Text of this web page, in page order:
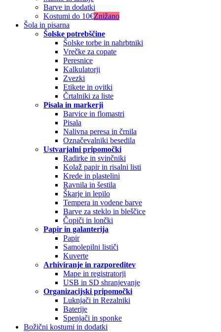
Barve in dodatki
Kostumi do 10€Znižano
Šola in pisarna
Šolske potrebščine
Šolske torbe in nahrbtniki
Vrečke za copate
Peresnice
Kalkulatorji
Zvezki
Etikete in ovitki
Črtalniki za liste
Pisala in markerji
Barvice in flomastri
Pisala
Nalivna peresa in črnila
Označevalniki besedila
Ustvarjalni pripomočki
Radirke in svinčniki
Kolaž papir in risalni listi
Krede in plastelini
Ravnila in šestila
Škarje in lepilo
Tempera in vodene barve
Barve za steklo in bleščice
Čopiči in lončki
Papir in galanterija
Papir
Samolepilni lističi
Kuverte
Arhiviranje in razporeditev
Mape in registratorji
USB in SD shranjevanje
Organizacijski pripomočki
Luknjači in Rezalniki
Baterije
Spenjači in sponke
Božični kostumi in dodatki